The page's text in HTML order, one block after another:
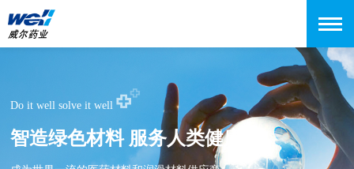
Do it well solve it well
智造绿色材料 服务人类健康